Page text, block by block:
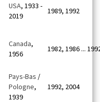
USA, 1933 -
2019
1989, 1992
Canada,
1956
1982, 1986 ...
Pays-Bas /
Pologne,
1939
1992, 2004